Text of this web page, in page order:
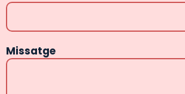
Missatge